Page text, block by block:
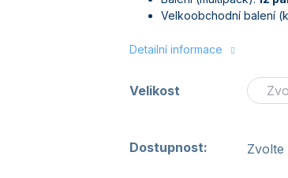
Velkoobchodní balení
Detailní informace
Velikost
Dostupnost: Zvolte